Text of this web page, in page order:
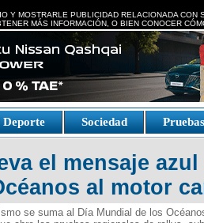
MOSTRARLE PUBLICIDAD RELACIONADA
MÁS INFORMACIÓN, O BIEN CONOCER
Sociedad
el mensaje
al motor
se suma al Día Mundial de los